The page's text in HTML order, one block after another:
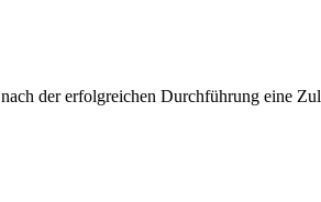
der erfolgreichen Durchführung eine